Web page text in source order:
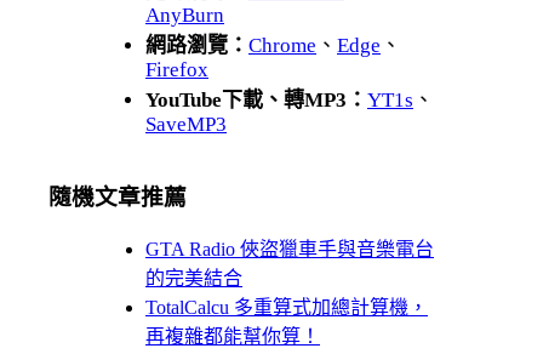
AnyBurn
網路瀏覽： Chrome 、 Edge 、
Firefox
YouTube下載、轉MP3： YT1s 、
SaveMP3
隨機文章推薦
GTA Radio 俠盜獵車手與音樂電台
的完美結合
TotalCalcu 多重算式加總計算機，
再複雜都能幫你算！